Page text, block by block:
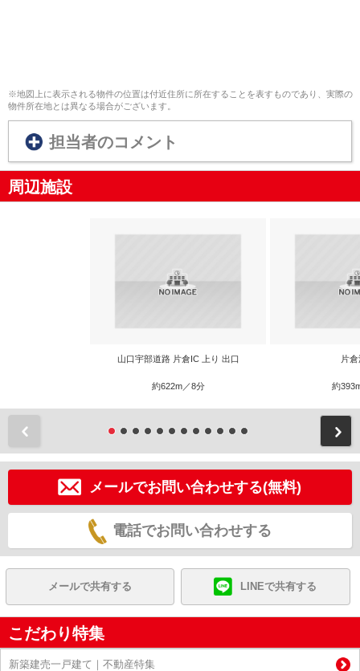
※地図上に表示される物件の位置は付近住所に所在することを表すものであり、実際の
物件所在地とは異なる場合がございます。
担当者のコメント
周辺施設
山口宇部道路 片倉IC 上り 出口
約622m／8分
片
約
メールでお問い合わせする(無料)
電話でお問い合わせする
メールで共有する LINEで共有する
こだわり特集
新築建売一戸建て｜不動産特集